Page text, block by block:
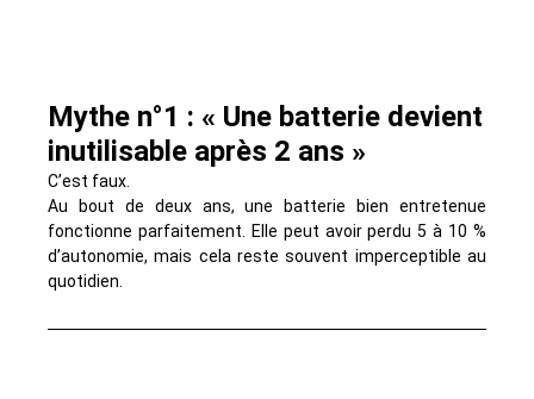
Mythe n°1 : « Une batterie devient
inutilisable après 2 ans »
C’est faux.
Au bout de deux ans, une batterie bien entretenue
fonctionne parfaitement. Elle peut avoir perdu 5 à 10 %
d’autonomie, mais cela reste souvent imperceptible au
quotidien.